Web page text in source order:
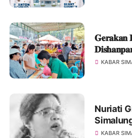
𝐆𝐞𝐫𝐚𝐤𝐚𝐧
𝐊𝐨𝐭𝐚
KABAR
Nuriati
KABAR